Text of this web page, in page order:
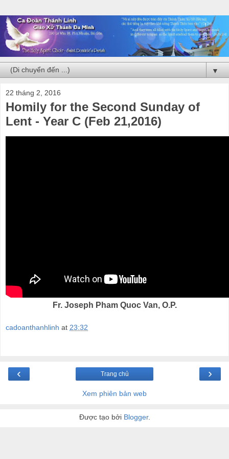
▼
22 tháng 2, 2016
Homily for the Second Sunday of
Lent - Year C (Feb 21,2016)
Fr. Joseph Pham Quoc Van, O.P.
cadoanthanhlinh at 23:32
‹ ›
Trang chủ
Xem phiên bản web
Được tạo bởi Blogger.